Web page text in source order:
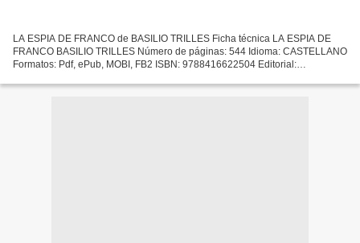
LA ESPIA DE FRANCO de BASILIO TRILLES Ficha técnica LA ESPIA DE
FRANCO BASILIO TRILLES Número de páginas: 544 Idioma: CASTELLANO
Formatos: Pdf, ePub, MOBI, FB2 ISBN: 9788416622504 Editorial: